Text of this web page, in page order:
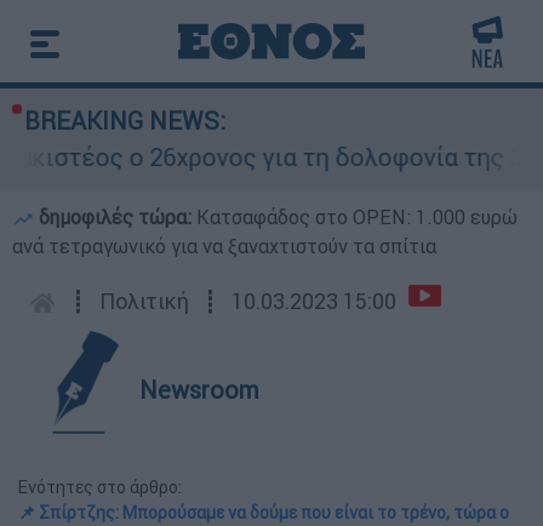
BREAKING NEWS:
ο 26χρονος για τη δολοφονία της
δημοφιλές τώρα: Κατσαφάδος στο OPEN: 1.000 ευρώ
ανά τετραγωνικό για να ξαναχτιστούν τα σπίτια
┋ Πολιτική ┋ 10.03.2023 15:00
Newsroom
Ενότητες στο άρθρο:
📌 Σπίρτζης: Μπορούσαμε να δούμε που είναι το τρένο, τώρα ο